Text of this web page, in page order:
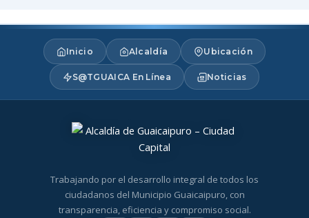
Inicio Alcaldía Ubicación
S@TGUAICA En Línea Noticias
Trabajando por el desarrollo integral de todos los
ciudadanos del Municipio Guaicaipuro, con
transparencia, eficiencia y compromiso social.